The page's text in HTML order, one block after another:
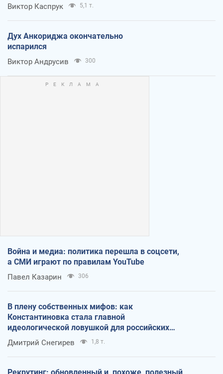
Виктор Каспрук 5,1 т.
Дух Анкориджа окончательно
испарился
Виктор Андрусив 300
Война и медиа: политика перешла в соцсети,
а СМИ играют по правилам YouTube
Павел Казарин 306
В плену собственных мифов: как
Константиновка стала главной
идеологической ловушкой для российских
оккупантов
Дмитрий Снегирев 1,8 т.